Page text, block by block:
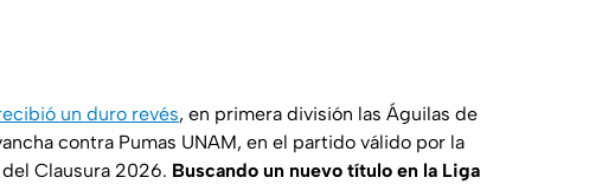
un duro revés, en primera división las Águilas de
contra Pumas UNAM, en el partido válido por la
Clausura 2026. Buscando un nuevo título en la Liga